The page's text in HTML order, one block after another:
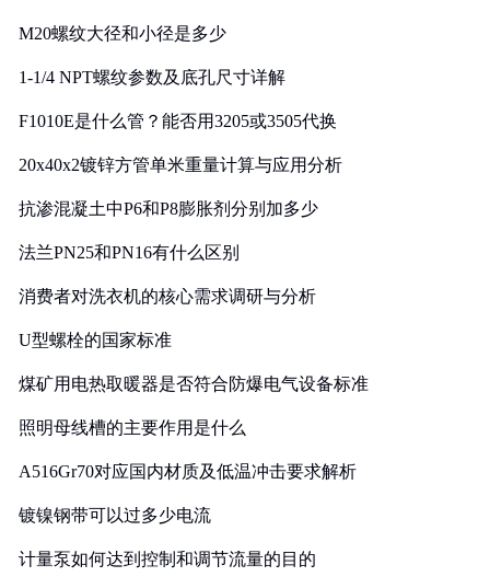
M20螺纹大径和小径是多少
1-1/4 NPT螺纹参数及底孔尺寸详解
F1010E是什么管？能否用3205或3505代换
20x40x2镀锌方管单米重量计算与应用分析
抗渗混凝土中P6和P8膨胀剂分别加多少
法兰PN25和PN16有什么区别
消费者对洗衣机的核心需求调研与分析
U型螺栓的国家标准
煤矿用电热取暖器是否符合防爆电气设备标准
照明母线槽的主要作用是什么
A516Gr70对应国内材质及低温冲击要求解析
镀镍钢带可以过多少电流
计量泵如何达到控制和调节流量的目的